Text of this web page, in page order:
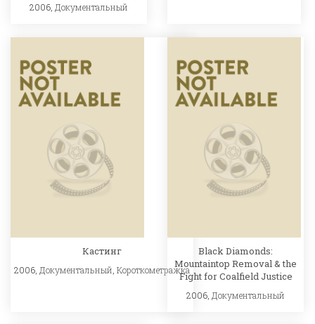
2006, Документальный
Кастинг
2006, Документальный, Короткометражка
Black Diamonds:
Mountaintop Removal & the
Fight for Coalfield Justice
2006,Документальный